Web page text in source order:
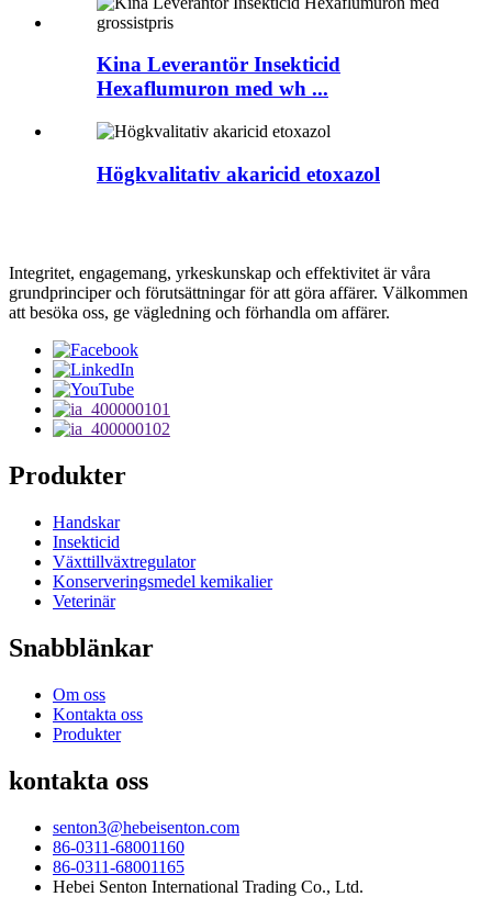
Kina Leverantör Insekticid
Hexaflumuron med wh ...
Högkvalitativ akaricid etoxazol
Integritet, engagemang, yrkeskunskap och effektivitet är våra
grundprinciper och förutsättningar för att göra affärer. Välkommen
att besöka oss, ge vägledning och förhandla om affärer.
Produkter
Handskar
Insekticid
Växttillväxtregulator
Konserveringsmedel kemikalier
Veterinär
Snabblänkar
Om oss
Kontakta oss
Produkter
kontakta oss
senton3@hebeisenton.com
86-0311-68001160
86-0311-68001165
Hebei Senton International Trading Co., Ltd.